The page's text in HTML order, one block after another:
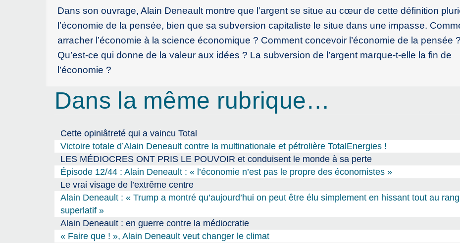
Dans son ouvrage, Alain Deneault montre que l’argent se situe au cœur de cette définition
l’économie de la pensée, bien que sa subversion capitaliste le situe dans une impasse.
arracher l’économie à la science économique ? Comment concevoir l’économie de la pensée ?
Qu’est-ce qui donne de la valeur aux idées ? La subversion de l’argent marque-t-elle la fin de
l’économie ?
Dans la même rubrique…
Cette opiniâtreté qui a vaincu Total
Victoire totale d’Alain Deneault contre la multinationale et pétrolière TotalEnergies !
LES MÉDIOCRES ONT PRIS LE POUVOIR et conduisent le monde à sa perte
Épisode 12/44 : Alain Deneault : « l’économie n’est pas le propre des économistes »
Le vrai visage de l’extrême centre
Alain Deneault : « Trump a montré qu’aujourd’hui on peut être élu simplement en hissant tout au
superlatif »
Alain Deneault : en guerre contre la médiocratie
« Faire que ! », Alain Deneault veut changer le climat